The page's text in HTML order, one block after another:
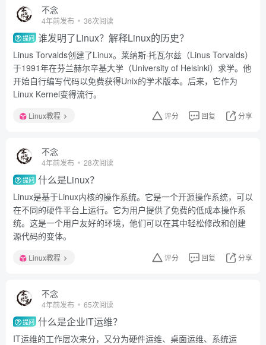
不念
4年前发布 36次阅读
提问 谁发明了Linux？解释Linux的历史？
Linus Torvalds创建了Linux。莱纳斯·托瓦尔兹（Linus Torvalds）
于1991年在芬兰赫尔辛基大学（University of Helsinki）求学。他
开始自行编写代码以免费获得Unix的学术版本。后来，它作为
Linux Kernel变得流行。
Linux教程 评分 回复 分享
不念
4年前发布 28次阅读
提问 什么是Linux？
Linux是基于Linux内核的操作系统。它是一个开源操作系统，可以
在不同的硬件平台上运行。它为用户提供了免费的低成本操作系
统。这是一个用户友好的环境，他们可以在其中轻松修改和创建
源代码的变体。
Linux教程 评分 回复 分享
不念
4年前发布 65次阅读
提问 什么是企业IT运维？
IT运维的工作层次来分，又分为硬件运维、桌面运维、系统运